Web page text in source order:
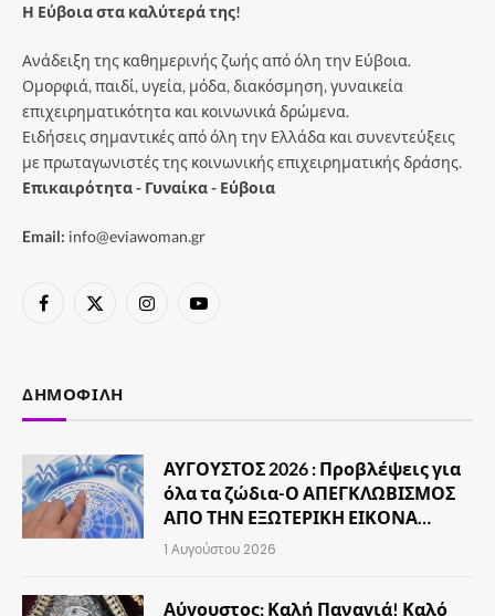
Η Εύβοια στα καλύτερά της!
Ανάδειξη της καθημερινής ζωής από όλη την Εύβοια.
Ομορφιά, παιδί, υγεία, μόδα, διακόσμηση, γυναικεία
επιχειρηματικότητα και κοινωνικά δρώμενα.
Ειδήσεις σημαντικές από όλη την Ελλάδα και συνεντεύξεις
με πρωταγωνιστές της κοινωνικής επιχειρηματικής δράσης.
Επικαιρότητα - Γυναίκα - Εύβοια
Email: info@eviawoman.gr
Facebook
X
InstagramYouTube
ΔΗΜΟΦΙΛΉ
ΑΥΓΟΥΣΤΟΣ 2026 : Προβλέψεις για
όλα τα ζώδια-Ο ΑΠΕΓΚΛΩΒΙΣΜΟΣ
ΑΠΟ ΤΗΝ ΕΞΩΤΕΡΙΚΗ ΕΙΚΟΝΑ…
1 Αυγούστου 2026
Αύγουστος: Καλή Παναγιά! Καλό